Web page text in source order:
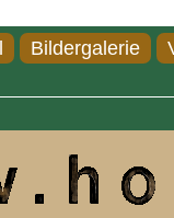
Bildergalerie